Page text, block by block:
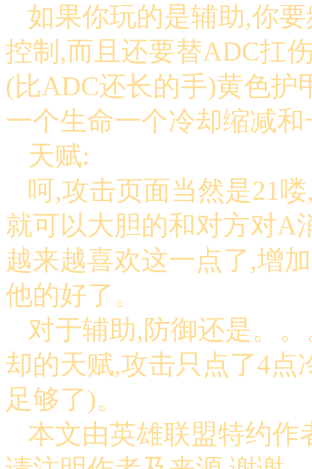
如果你玩的是辅助,你
控制,而且还要替ADC扛
(比ADC还长的手)黄色护
一个生命一个冷却缩减
天赋:
呵,攻击页面当然是21
就可以大胆的和对方对A
越来越喜欢这一点了,增
他的好了。
对于辅助,防御还是。
却的天赋,攻击只点了4点
足够了)。
本文由英雄联盟特约作